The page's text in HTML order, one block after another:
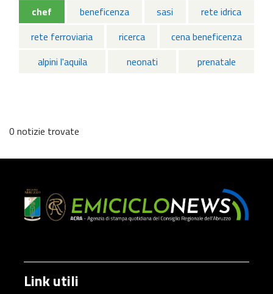
chef beneficenza sasi
rete idrica
rete ferroviaria
ricerca
cena beneficenza
alpini l'aquila
neonati prenatale
0 notizie trovate
Link utili